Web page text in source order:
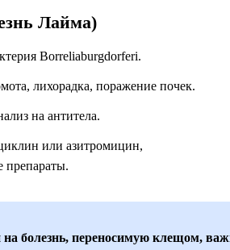
Лайма)
Borreliaburgdorferi.
лихорадка, поражение почек.
на антитела.
или азитромицин,
препараты.
на болезнь, переносимую клещом,